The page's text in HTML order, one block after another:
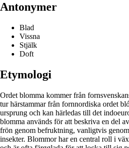
Antonymer
Blad
Vissna
Stjälk
Doft
Etymologi
Ordet blomma kommer från
tur härstammar från fornnordiska ordet
ursprung och kan härledas till det
blomma används för att beskriva en del
frön genom befruktning, vanligtvis
insekter. Blommor har en central roll i